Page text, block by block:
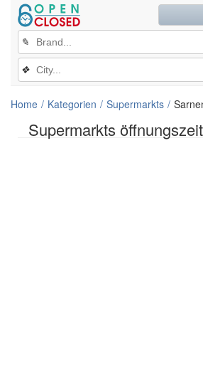
Supermarkts
✎
❖
Home Kategorien Supermarkts